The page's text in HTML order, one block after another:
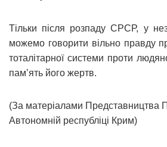
Тільки після розпаду СРСР, у
можемо говорити вільно правду
тоталітарної системи проти
памʼять його жертв.
(За матеріалами Представництва
Автономній республіці Крим)